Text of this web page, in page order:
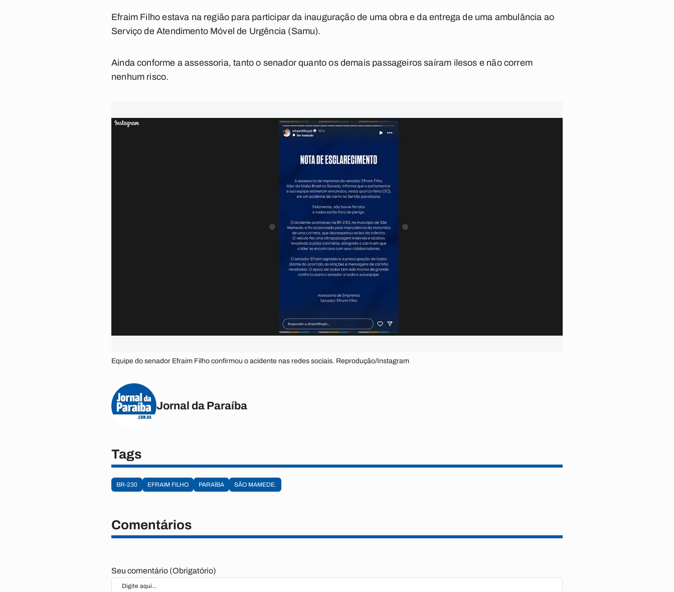
Efraim Filho estava na região para participar da inauguração de uma obra e da entrega de uma ambulância ao
Serviço de Atendimento Móvel de Urgência (Samu).
Ainda conforme a assessoria, tanto o senador quanto os demais passageiros saíram ilesos e não correm
nenhum risco.
Equipe do senador Efraim Filho confirmou o acidente nas redes sociais. Reprodução/Instagram
Jornal da Paraíba
Tags
BR-230 EFRAIM FILHO PARAÍBA SÃO MAMEDE.
Comentários
Seu comentário (Obrigatório)